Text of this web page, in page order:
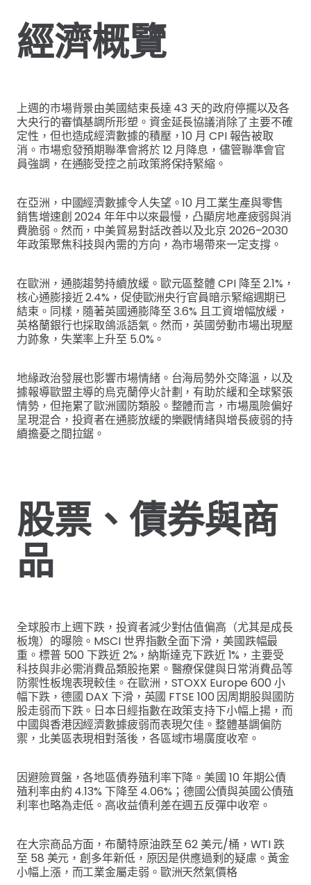
經濟概覽
上週的市場背景由美國結束長達 43 天的政府停擺以及各
大央行的審慎基調所形塑。資金延長協議消除了主要不確
定性，但也造成經濟數據的積壓，10 月 CPI 報告被取
消。市場愈發預期聯準會將於 12 月降息，儘管聯準會官
員強調，在通膨受控之前政策將保持緊縮。
在亞洲，中國經濟數據令人失望。10 月工業生產與零售
銷售增速創 2024 年年中以來最慢，凸顯房地產疲弱與消
費脆弱。然而，中美貿易對話改善以及北京 2026–2030
年政策聚焦科技與內需的方向，為市場帶來一定支撐。
在歐洲，通膨趨勢持續放緩。歐元區整體 CPI 降至 2.1%，
核心通膨接近 2.4%，促使歐洲央行官員暗示緊縮週期已
結束。同樣，隨著英國通膨降至 3.6% 且工資增幅放緩，
英格蘭銀行也採取鴿派語氣。然而，英國勞動市場出現壓
力跡象，失業率上升至 5.0%。
地緣政治發展也影響市場情緒。台海局勢外交降溫，以及
據報導歐盟主導的烏克蘭停火計劃，有助於緩和全球緊張
情勢，但拖累了歐洲國防類股。整體而言，市場風險偏好
呈現混合，投資者在通膨放緩的樂觀情緒與增長疲弱的持
續擔憂之間拉鋸。
股票、債券與商
品
全球股市上週下跌，投資者減少對估值偏高（尤其是成長
板塊）的曝險。MSCI 世界指數全面下滑，美國跌幅最
重。標普 500 下跌近 2%，納斯達克下跌近 1%，主要受
科技與非必需消費品類股拖累。醫療保健與日常消費品等
防禦性板塊表現較佳。在歐洲，STOXX Europe 600 小
幅下跌，德國 DAX 下滑，英國 FTSE 100 因周期股與國防
股走弱而下跌。日本日經指數在政策支持下小幅上揚，而
中國與香港因經濟數據疲弱而表現欠佳。整體基調偏防
禦，北美區表現相對落後，各區域市場廣度收窄。
因避險買盤，各地區債券殖利率下降。美國 10 年期公債
殖利率由約 4.13% 下降至 4.06%；德國公債與英國公債殖
利率也略為走低。高收益債利差在週五反彈中收窄。
在大宗商品方面，布蘭特原油跌至 62 美元/桶，WTI 跌
至 58 美元，創多年新低，原因是供應過剩的疑慮。黃金
小幅上漲，而工業金屬走弱。歐洲天然氣價格